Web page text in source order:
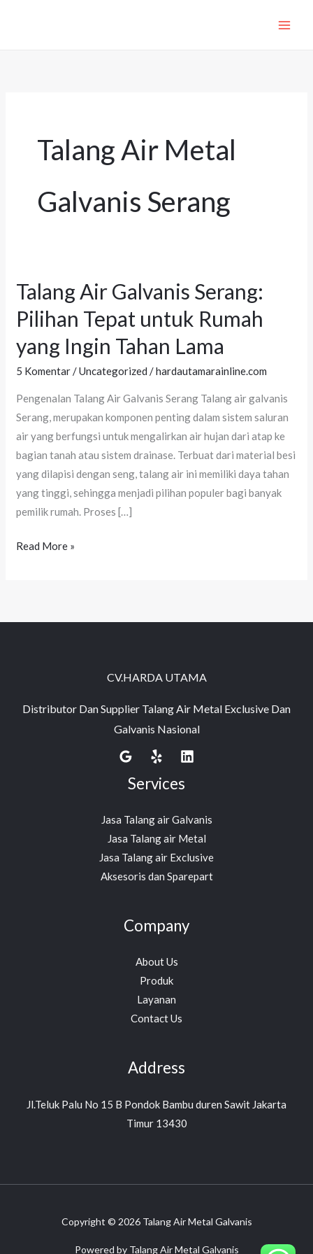
Talang Air Metal
Galvanis Serang
Talang Air Galvanis Serang:
Pilihan Tepat untuk Rumah
yang Ingin Tahan Lama
5 Komentar /Uncategorized /hardautamarainline.com
Pengenalan Talang Air Galvanis Serang Talang air galvanis
Serang, merupakan komponen penting dalam sistem saluran
air yang berfungsi untuk mengalirkan air hujan dari atap ke
bagian tanah atau sistem drainase. Terbuat dari material besi
yang dilapisi dengan seng, talang air ini memiliki daya tahan
yang tinggi, sehingga menjadi pilihan populer bagi banyak
pemilik rumah. Proses […]
Talang
Galvanis
Serang:
Pilihan
untuk
Rumah
yang
Ingin
Tahan
Lama
Read More »
CV.HARDA UTAMA
Distributor Dan Supplier Talang Air Metal Exclusive Dan
Galvanis Nasional
Services
Jasa Talang air Galvanis
Jasa Talang air Metal
Jasa Talang air Exclusive
Aksesoris dan Sparepart
Company
About Us
Produk
Layanan
Contact Us
Address
Jl.Teluk Palu No 15 B Pondok Bambu duren Sawit Jakarta
Timur 13430
Copyright © 2026 Talang Air Metal Galvanis
Powered by Talang Air Metal Galvanis